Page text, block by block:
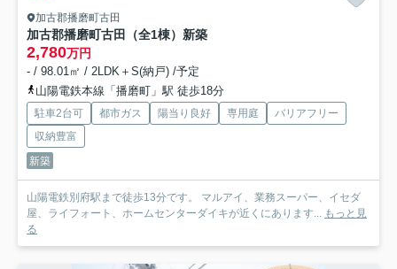
加古郡播磨町古田
加古郡播磨町古田（全1棟）新築
2,780万円
- / 98.01㎡ / 2LDK＋S(納戸) /予定
山陽電鉄本線「播磨町」駅 徒歩18分
駐車2台可 都市ガス 陽当り良好 専用庭
バリアフリー
収納豊富
新築
山陽電鉄別府駅まで徒歩13分です。 マルアイ、業務スーパー、イセダ
屋、ライフォート、ホームセンターダイキが近くにあります... もっと見
る